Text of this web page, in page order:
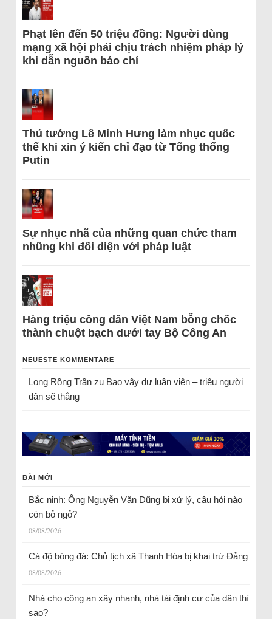
Phạt lên đến 50 triệu đồng: Người dùng
mạng xã hội phải chịu trách nhiệm pháp lý
khi dẫn nguồn báo chí
Thủ tướng Lê Minh Hưng làm nhục quốc
thể khi xin ý kiến chỉ đạo từ Tổng thống
Putin
Sự nhục nhã của những quan chức tham
nhũng khi đối diện với pháp luật
Hàng triệu công dân Việt Nam bỗng chốc
thành chuột bạch dưới tay Bộ Công An
NEUESTE KOMMENTARE
Long Rồng Trầnzu Bao vây dư luận viên – triệu người
dân sẽ thắng
BÀI MỚI
Bắc ninh: Ông Nguyễn Văn Dũng bị xử lý, câu hỏi nào
còn bỏ ngỏ?
08/08/2026
Cá độ bóng đá: Chủ tịch xã Thanh Hóa bị khai trừ Đảng
08/08/2026
Nhà cho công an xây nhanh, nhà tái định cư của dân thì
sao?